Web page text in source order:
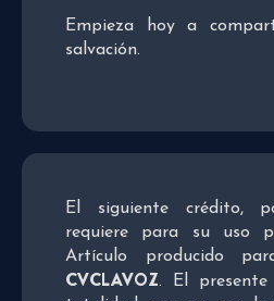
Empieza hoy a
salvación.
El siguiente crédito,
requiere para su uso
Artículo producido
CVCLAVOZ. El